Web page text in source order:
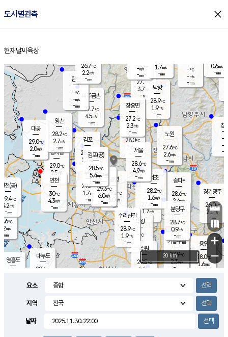
도시별관측 close
홈
현재날씨 육상
의도
℃
m/s
mm
영흥도
양주
27.7℃
3.7
-mm
과천
27.4℃
1.7m/s
- mm
용인
28.0℃
1.6m/s
경기광주
26.0℃
2.1m/s
-mm
3.2m/s
대부도
28.4
경서동
29.0℃
2.5 m/s
-mm
파주금촌
27.7℃
4.5m/s
-mm
-℃
-m/s
-mm
대곶
29.0℃
2.0m/s
-mm
창
-
-m/
-
탄현
-℃
-m/s
-mm
0.6m/s
-mm
의왕
- ℃
m/s
mm
김포
28.5℃
1.7 m/s
mm
광명
29.2 ℃
3.0 m/s
-mm
부천
29.2℃
1.7m/s
-mm
양촌
28.2℃
2.7m/s
-mm
구로
29.3℃
6.0m/s
-mm
은평
28.0℃
2.6 m/s
- mm
노원
27.6℃
2.6m/s
-mm
송파*
28.6℃
2.4m/s
-mm
서초
28.2℃
1.6m/s
-mm
남방
28.9℃
1.9m/s
-mm
기흥구갈
27.9℃
2.3m/s
-
수리산길
28.9℃
1.9m/s
-mm
분당구
28.7℃
0.9m/s
-mm
장흥면
27.2℃
2.3m/s
-mm
-m/s
-mm
인천(공)
29.4℃
4.2m/s
-mm
김포(공)
28.5℃
5.4m/s
-mm
수원
29.5℃
4.6 m/s
인천
30℃
4.3m/s
-mm
서울
28.6℃
4.9m/s
-mm
26.7℃
2.2m/s
-mm
1.7m/s
-mm
+
−
20 km
요소
지역
날짜